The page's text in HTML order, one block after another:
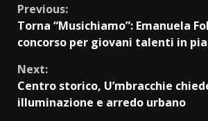
Continue
Reading
Previous:
Torna “Musichiamo”: Emanuela
concorso per giovani talenti in
Next:
Centro storico, U’mbracchie
illuminazione e arredo urbano